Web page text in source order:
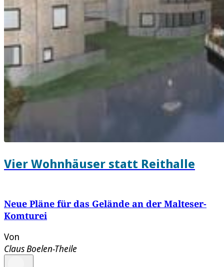
Vier Wohnhäuser statt Reithalle
Neue Pläne für das Gelände an der Malteser-
Komturei
Von
Claus Boelen-Theile